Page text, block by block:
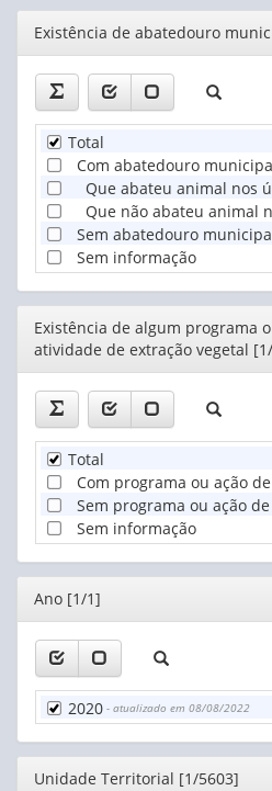
Editor
Existência de abatedouro
Total
Com abatedouro
Que abateu animal nos
Que não abateu animal
Sem abatedouro
Sem informação
Editor
Existência de algum programa
atividade de extração vegetal
Total
Com programa ou ação
Sem programa ou ação
Sem informação
Editor
Ano [1/1]
2020 - atualizado em 08/08/2022
Editor
Unidade Territorial [1/5603]